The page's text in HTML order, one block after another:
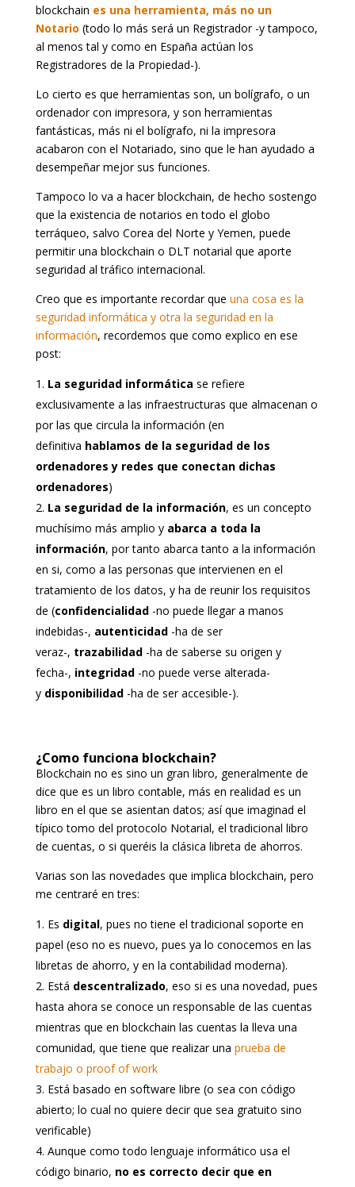
blockchain es una herramienta, más no un
Notario (todo lo más será un Registrador -y tampoco,
al menos tal y como en España actúan los
Registradores de la Propiedad-).
Lo cierto es que herramientas son, un bolígrafo, o un
ordenador con impresora, y son herramientas
fantásticas, más ni el bolígrafo, ni la impresora
acabaron con el Notariado, sino que le han ayudado a
desempeñar mejor sus funciones.
Tampoco lo va a hacer blockchain, de hecho sostengo
que la existencia de notarios en todo el globo
terráqueo, salvo Corea del Norte y Yemen, puede
permitir una blockchain o DLT notarial que aporte
seguridad al tráfico internacional.
Creo que es importante recordar que una cosa es la
seguridad informática y otra la seguridad en la
información, recordemos que como explico en ese
post:
La seguridad informática se refiere
exclusivamente a las infraestructuras que almacenan o
por las que circula la información (en
definitiva hablamos de la seguridad de los
ordenadores y redes que conectan dichas
ordenadores)
La seguridad de la información, es un concepto
muchísimo más amplio y abarca a toda la
información, por tanto abarca tanto a la información
en si, como a las personas que intervienen en el
tratamiento de los datos, y ha de reunir los requisitos
de (confidencialidad-no puede llegar a manos
indebidas-, autenticidad-ha de ser
veraz-, trazabilidad-ha de saberse su origen y
fecha-, integridad-no puede verse alterada-
y disponibilidad-ha de ser accesible-).
¿Como funciona blockchain?
Blockchain no es sino un gran libro, generalmente de
dice que es un libro contable, más en realidad es un
libro en el que se asientan datos; así que imaginad el
típico tomo del protocolo Notarial, el tradicional libro
de cuentas, o si queréis la clásica libreta de ahorros.
Varias son las novedades que implica blockchain, pero
me centraré en tres:
Es digital, pues no tiene el tradicional soporte en
papel (eso no es nuevo, pues ya lo conocemos en las
libretas de ahorro, y en la contabilidad moderna).
Está descentralizado, eso si es una novedad, pues
hasta ahora se conoce un responsable de las cuentas
mientras que en blockchain las cuentas la lleva una
comunidad, que tiene que realizar una prueba de
trabajo o proof of work
Está basado en software libre (o sea con código
abierto; lo cual no quiere decir que sea gratuito sino
verificable)
Aunque como todo lenguaje informático usa el
código binario, no es correcto decir que en